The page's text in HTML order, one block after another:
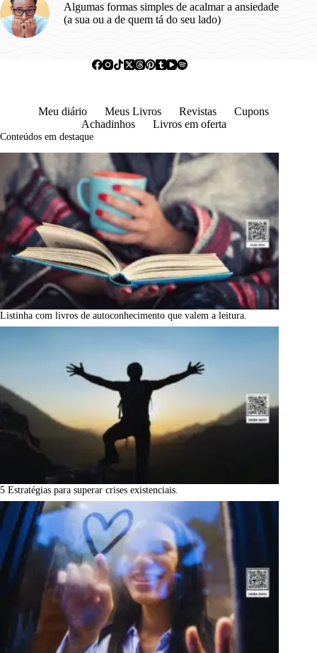
Algumas formas simples de acalmar a ansiedade
(a sua ou a de quem tá do seu lado)
Meu diário Meus Livros Revistas
Cupons
Achadinhos
Livros em oferta
Conteúdos em destaque
Listinha com livros de autoconhecimento que valem a leitura.
5 Estratégias para superar crises existenciais.